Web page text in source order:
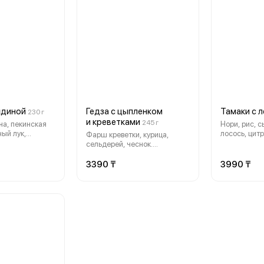
230 г
пекинская
лук,
Гедза с цыпленком
и креветками 245 г
Фарш креветки, курица,
сельдерей, чеснок.
азиатским соусом и листом
3390 ₸
Тамаки с
Нори, рис,
лосось,
3990 ₸